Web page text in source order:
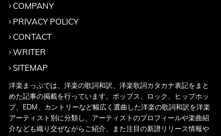
COMPANY
PRIVACY POLICY
CONTACT
WRITER
SITEMAP
洋楽まっぷでは、洋楽の歌詞和訳、洋楽歌詞カタカナ表記をまと
めた記事の掲載を行っています。ポップス、ロック、ヒップホッ
プ、EDM、カントリーなど幅広く選曲した洋楽の歌詞和訳を洋楽
アーティスト別に分類し、アーティストのプロフィールや楽曲紹
介なども織り交ぜながらご紹介、また注目の新譜リリース情報や